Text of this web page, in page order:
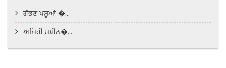
ਗੱਭਣ ਪਸ਼ੂਆਂ �...
ਅਜਿਹੀ ਮਸ਼ੀਨ�...